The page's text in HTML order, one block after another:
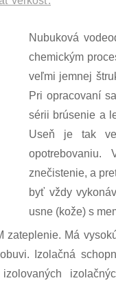
Nubuková
chemickým
veľmi jemnej
Pri opracovaní
sérii brúsenie a
Useň je tak
znečistenie, a
byť vždy
usne (kože) s
Má
Izolačná